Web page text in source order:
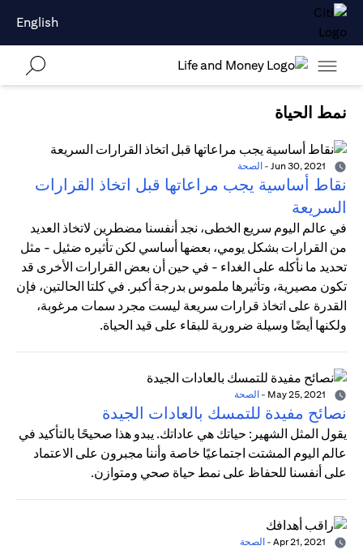
English
نمط الحياة
- الصحة
نقاط أساسية يجب مراعاتها قبل اتخاذ القرارات
السريعة
في عالم اليوم سريع الخطى، نجد أنفسنا مضطرين لاتخاذ العديد
من القرارات بشكل يومي، بعضها أساسي لكن تأثيره ضئيل - مثل
تحديد ما نأكله على الغداء - في حين أن بعض القرارات الأخرى قد
تكون مصيرية، وتأثيرها ملموس بدرجة أكبر. في كلتا الحالتين، فإن
القدرة على اتخاذ قرارات سريعة ليست مجرد سمات مرغوبة،
ولكنها أيضًا وسيلة ضرورية للبقاء على قيد الحياة.
- الصحة
نصائح مفيدة للتمسك بالعادات الجيدة
يقول المثل الشهير: حياتك هي عاداتك. يبدو هذا صحيحًا بالتأكيد في
عالم اليوم المشتت اجتماعيًا خاصة وأننا مجبرون على الاعتماد
على أنفسنا للحفاظ على نمط حياة صحي ومتوازن.
- الصحة